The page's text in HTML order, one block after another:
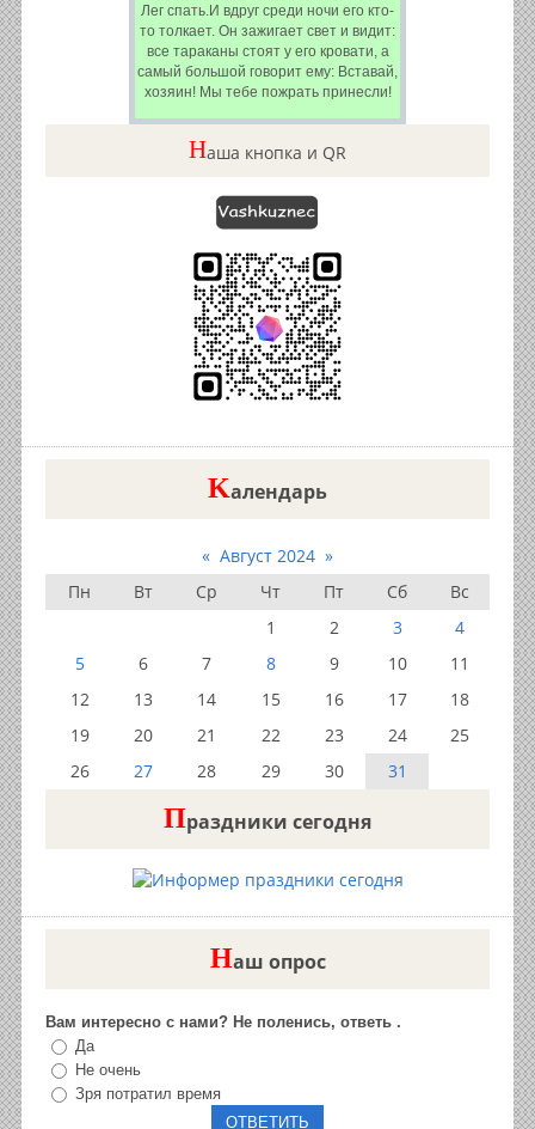
Лег спать.И вдруг среди ночи его кто-
то толкает. Он зажигает свет и видит:
все тараканы стоят у его кровати, а
самый большой говорит ему: Вставай,
хозяин! Мы тебе пожрать принесли!
Наша кнопка и QR
Kалендарь
« Август 2024 »
Пн
Вт Ср Чт Пт Сб
Вс
1
2 3
4
5
6 7 8 9 10
11
12
13 14 15 16 17
18
19
20 21 22 23 24
25
26
27 28 29 30 31
Праздники сегодня
Наш опрос
Вам интересно с нами? Не поленись, ответь .
Да
Не очень
Зря потратил время